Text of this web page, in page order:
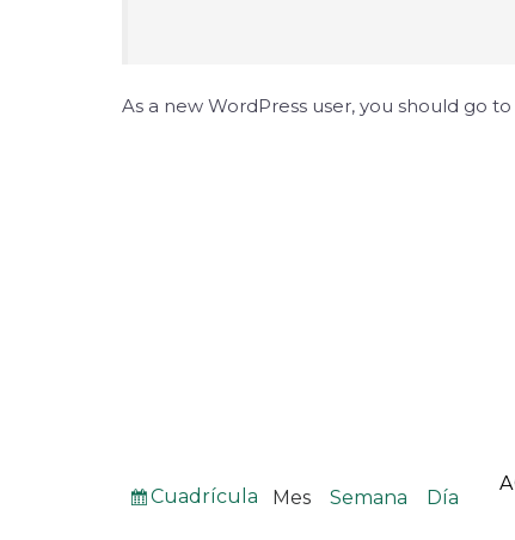
As a new WordPress user, you should go to
Ver
Cuadrícula Mes Semana Día MES
AÑO